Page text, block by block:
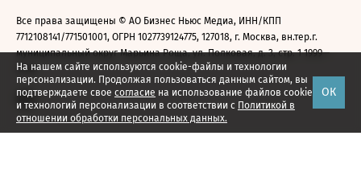
На нашем сайте используются cookie-файлы и технологии
персонализации. Продолжая пользоваться данным сайтом, вы
подтверждаете свое согласие на использование файлов cookie
и технологий персонализации в соответствии с Политикой в
отношении обработки персональных данных.
ОК
Все права защищены © АО Бизнес Ньюс Медиа, ИНН/КПП
7712108141/771501001, ОГРН 1027739124775, 127018, г. Москва, вн.тер.г.
муниципальный округ Марьина Роща, ул. Полковая, д. 3, стр. 1 1999—
2026